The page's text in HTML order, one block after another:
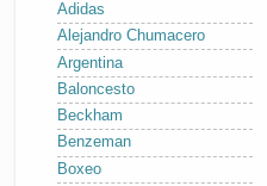
Adidas
Alejandro Chumacero
Argentina
Baloncesto
Beckham
Benzeman
Boxeo